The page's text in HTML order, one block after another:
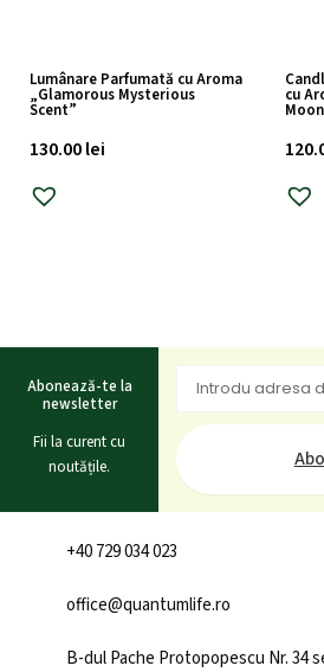
Lumânare Parfumată cu Aroma
„Glamorous Mysterious
Scent”
130.00lei
cu
Abonează-te la
newsletter
Fii la curent cu
noutățile.
+40 729 034 023
office@quantumlife.ro
B-dul Pache Protopopescu Nr. 34